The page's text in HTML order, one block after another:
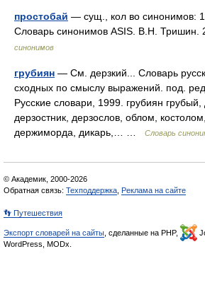
простобай — сущ., кол во синонимов: 1
Словарь синонимов ASIS. В.Н.
синонимов
грубиян — См. дерзкий... Словарь
сходных по смыслу выражений. под.
Русские словари, 1999. грубиян грубый,
дерзостник, дерзослов, облом, костолом,
держиморда, дикарь,… …
Словарь
© Академик, 2000-2026
Обратная связь: Техподдержка Реклама на сайте
👣 Путешествия
Экспорт словарей на сайты , сделанные на PHP,
WordPress, MODx.